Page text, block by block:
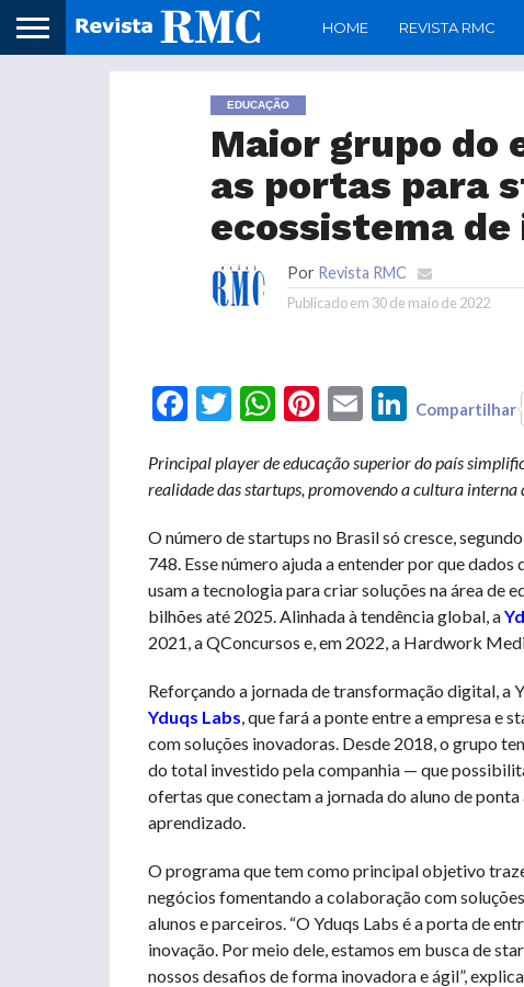
HOME REVISTA RMC
EDUCAÇÃO
Maior grupo do
as portas para
ecossistema
Por Revista RMC
Publicado em 30 de maio de 2022
FacebookTwitterWhatsAppPinterest
Email LinkedIn
Compartilhar
Principal player de educação superior do país
realidade das startups, promovendo a cultura interna
O número de startups no Brasil só cresce,
748. Esse número ajuda a entender por que dados
usam a tecnologia para criar soluções na área de
bilhões até 2025. Alinhada à tendência global, a
2021, a QConcursos e, em 2022, a Hardwork
Reforçando a jornada de transformação digital, a
Yduqs Labs, que fará a ponte entre a empresa e
com soluções inovadoras. Desde 2018, o grupo
do total investido pela companhia — que
ofertas que conectam a jornada do aluno de
aprendizado.
O programa que tem como principal objetivo
negócios fomentando a colaboração com
alunos e parceiros. “O Yduqs Labs é a porta de
inovação. Por meio dele, estamos em busca de
nossos desafios de forma inovadora e ágil”,